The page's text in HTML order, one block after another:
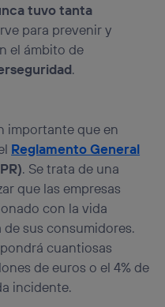
tuvo tanta
para prevenir y
el ámbito de
.
importante que en
Reglamento General
. Se trata de una
que las empresas
con la vida
sus consumidores.
cuantiosas
de euros o el 4% de
incidente.